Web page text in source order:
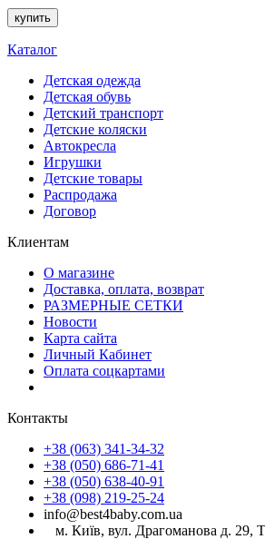
купить
Каталог
Детская одежда
Детская обувь
Детский транспорт
Детские коляски
Автокресла
Игрушки
Детские товары
Распродажа
Договор
Клиентам
О магазине
Доставка, оплата, возврат
РАЗМЕРНЫЕ СЕТКИ
Новости
Карта сайта
Личный Кабинет
Оплата соцкартами
Контакты
+38 (063) 341-34-32
+38 (050) 686-71-41
+38 (050) 638-40-91
+38 (098) 219-25-24
info@best4baby.com.ua
м. Київ, вул. Драгоманова д.